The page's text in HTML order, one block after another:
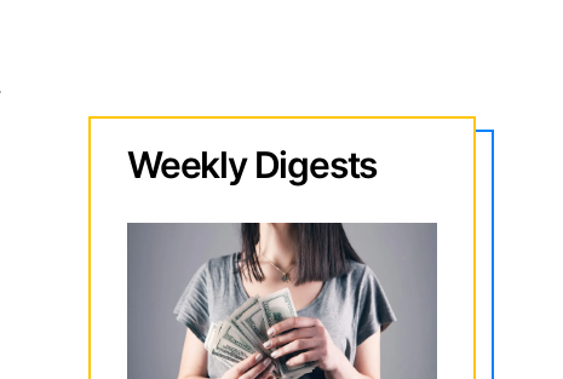
WeeklyDigests